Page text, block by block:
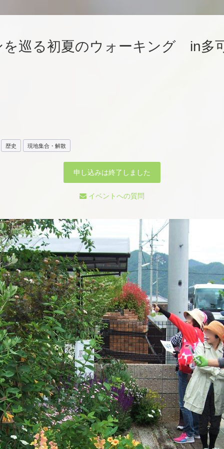
巡る初夏のウォーキング in多
歴史 現地集合・解散
申し込みは終了しました
イベントへの質問